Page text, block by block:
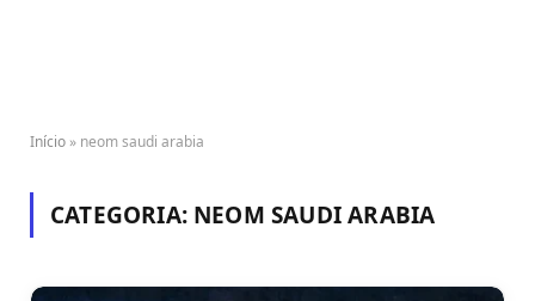
Início » neom saudi arabia
CATEGORIA: NEOM SAUDI ARABIA